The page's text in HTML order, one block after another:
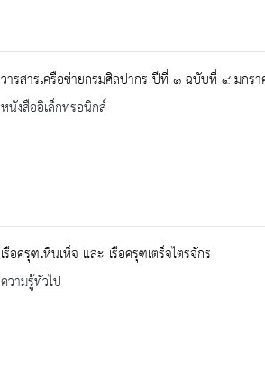
วารสารเครือข่ายกรมศิลปากร ปีที่ ๑ ฉบับที่ ๔ มก
หนังสืออิเล็กทรอนิกส์
เรือครุฑเหินเห็จ และ เรือครุฑเตร็จไตรจักร
ความรู้ทั่วไป